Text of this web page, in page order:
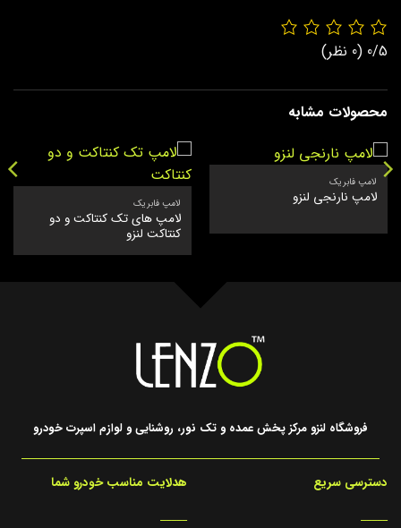
0/5 (0 نظر)
محصولات مشابه
لامپ فابریک
لامپ نارنجی لنزو لامپ فابریک
لامپ های تک کنتاکت و دو
کنتاکت لنزو
فروشگاه لنزو مرکز پخش عمده و تک نور، روشنایی و لوازم اسپرت خودرو
دسترسی سریع
_____
هدلایت مناسب خودرو شما
_____